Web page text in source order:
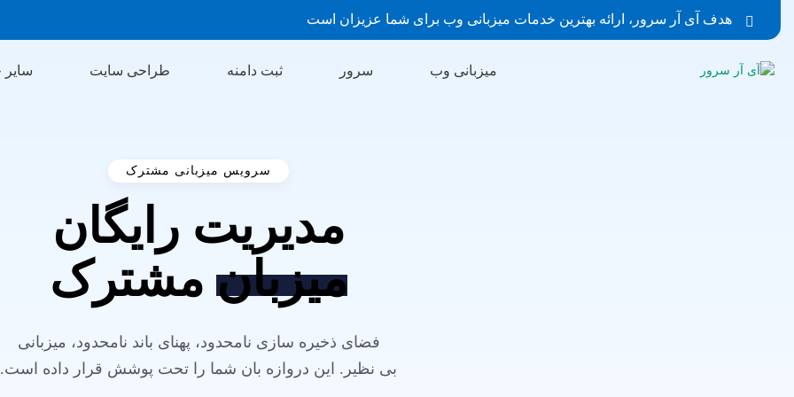
هدف آی آر سرور، ارائه بهترین خدمات میزبانی وب برای شما عزیزان است
میزبانی وب سرور ثبت دامنه طراحی سایت
سرویس میزبانی مشترک
مدیریت رایگان
میزبان مشترک
فضای ذخیره سازی نامحدود، پهنای باند نامحدود، میزبانی
بی نظیر. این دروازه بان شما را تحت پوشش قرار داده است.